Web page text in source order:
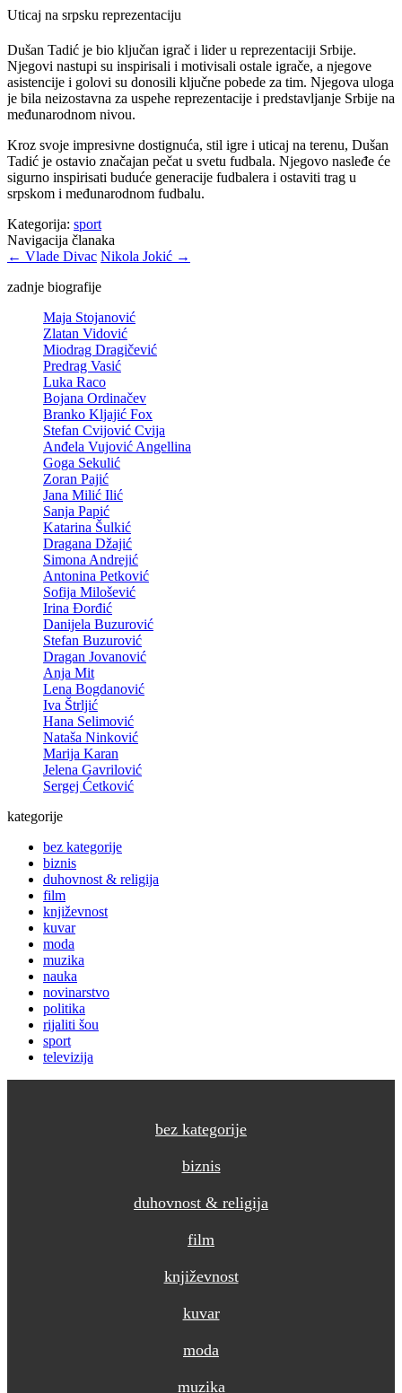
Uticaj na srpsku reprezentaciju
Dušan Tadić je bio ključan igrač i lider u reprezentaciji Srbije.
Njegovi nastupi su inspirisali i motivisali ostale igrače, a njegove
asistencije i golovi su donosili ključne pobede za tim. Njegova uloga
je bila neizostavna za uspehe reprezentacije i predstavljanje Srbije na
međunarodnom nivou.
Kroz svoje impresivne dostignuća, stil igre i uticaj na terenu, Dušan
Tadić je ostavio značajan pečat u svetu fudbala. Njegovo nasleđe će
sigurno inspirisati buduće generacije fudbalera i ostaviti trag u
srpskom i međunarodnom fudbalu.
Kategorija: sport
Navigacija članaka
← Vlade Divac Nikola Jokić →
zadnje biografije
Maja Stojanović
Zlatan Vidović
Miodrag Dragičević
Predrag Vasić
Luka Raco
Bojana Ordinačev
Branko Kljajić Fox
Stefan Cvijović Cvija
Anđela Vujović Angellina
Goga Sekulić
Zoran Pajić
Jana Milić Ilić
Sanja Papić
Katarina Šulkić
Dragana Džajić
Simona Andrejić
Antonina Petković
Sofija Milošević
Irina Đorđić
Danijela Buzurović
Stefan Buzurović
Dragan Jovanović
Anja Mit
Lena Bogdanović
Iva Štrljić
Hana Selimović
Nataša Ninković
Marija Karan
Jelena Gavrilović
Sergej Ćetković
kategorije
bez kategorije
biznis
duhovnost & religija
film
književnost
kuvar
moda
muzika
nauka
novinarstvo
politika
rijaliti šou
sport
televizija
bez kategorije
biznis
duhovnost & religija
film
književnost
kuvar
moda
muzika